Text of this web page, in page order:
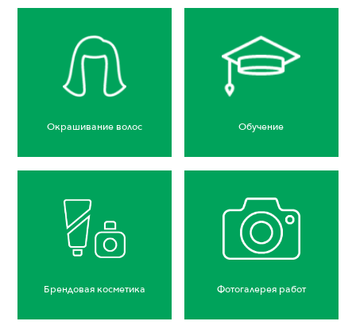
Окрашивание волос Обучение
Брендовая косметика Фотогалерея работ